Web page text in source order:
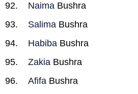
Naima Bushra
Salima Bushra
Habiba Bushra
Zakia Bushra
Afifa Bushra